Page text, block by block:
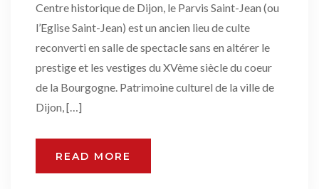
Centre historique de Dijon, le Parvis Saint-Jean (ou
l’Eglise Saint-Jean) est un ancien lieu de culte
reconverti en salle de spectacle sans en altérer le
prestige et les vestiges du XVème siècle du coeur
de la Bourgogne. Patrimoine culturel de la ville de
Dijon, […]
READ MORE